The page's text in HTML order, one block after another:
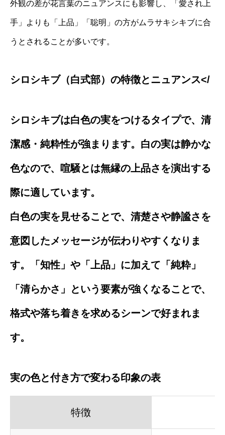
外観の差が花言葉のニュアンスにも影響し、「愛され上
手」よりも「上品」「聡明」の方がムラサキシキブに合
うとされることが多いです。
シロシキブ（白式部）の特徴とニュアンス</
シロシキブは白色の実をつけるタイプで、清
潔感・純粋性が強まります。白の実は静かな
色なので、喧騒とは無縁の上品さを演出する
際に適しています。
白色の実を見せることで、清楚さや静謐さを
意図したメッセージが伝わりやすくなりま
す。「知性」や「上品」に加えて「純粋」
「清らかさ」という要素が強くなることで、
格式や落ち着きを求めるシーンで好まれま
す。
実の色と付き方で変わる印象の表
特徴